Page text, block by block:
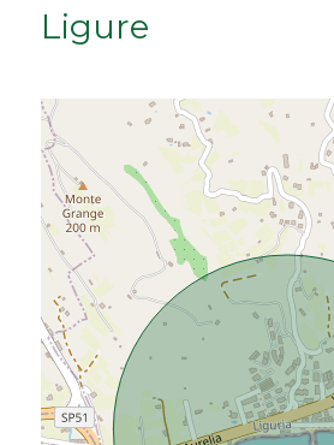
Ligure
Da € 50.000 a € 100.000
Da € 100.000 a € 200.000
Da € 200.000 a € 400.000
Da € 400.000 a € 600.000
Da € 600.000 a € 800.000
Da € 800.000 a € 1.000.000